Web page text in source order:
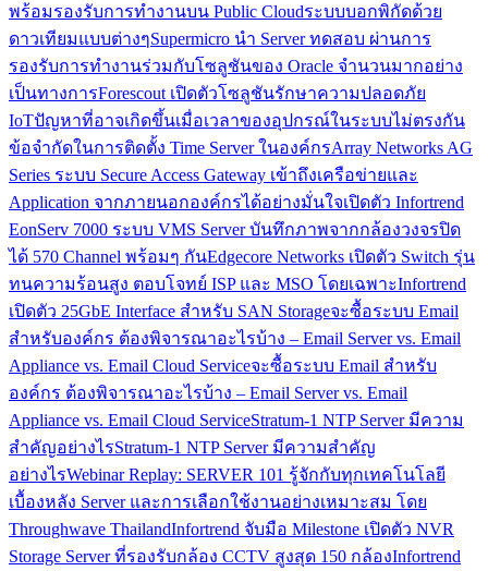
พร้อมรองรับการทำงานบน Public Cloudระบบบอกพิกัดด้วย
ดาวเทียมแบบต่างๆSupermicro นำ Server ทดสอบ ผ่านการ
รองรับการทำงานร่วมกับโซลูชันของ Oracle จำนวนมากอย่าง
เป็นทางการForescout เปิดตัวโซลูชันรักษาความปลอดภัย
IoTปัญหาที่อาจเกิดขึ้นเมื่อเวลาของอุปกรณ์ในระบบไม่ตรงกัน
ข้อจำกัดในการติดตั้ง Time Server ในองค์กรArray Networks AG
Series ระบบ Secure Access Gateway เข้าถึงเครือข่ายและ
Application จากภายนอกองค์กรได้อย่างมั่นใจเปิดตัว Infortrend
EonServ 7000 ระบบ VMS Server บันทึกภาพจากกล้องวงจรปิด
ได้ 570 Channel พร้อมๆ กันEdgecore Networks เปิดตัว Switch รุ่น
ทนความร้อนสูง ตอบโจทย์ ISP และ MSO โดยเฉพาะInfortrend
เปิดตัว 25GbE Interface สำหรับ SAN Storageจะซื้อระบบ Email
สำหรับองค์กร ต้องพิจารณาอะไรบ้าง – Email Server vs. Email
Appliance vs. Email Cloud Serviceจะซื้อระบบ Email สำหรับ
องค์กร ต้องพิจารณาอะไรบ้าง – Email Server vs. Email
Appliance vs. Email Cloud ServiceStratum-1 NTP Server มีความ
สำคัญอย่างไรStratum-1 NTP Server มีความสำคัญ
อย่างไรWebinar Replay: SERVER 101 รู้จักกับทุกเทคโนโลยี
เบื้องหลัง Server และการเลือกใช้งานอย่างเหมาะสม โดย
Throughwave ThailandInfortrend จับมือ Milestone เปิดตัว NVR
Storage Server ที่รองรับกล้อง CCTV สูงสุด 150 กล้องInfortrend